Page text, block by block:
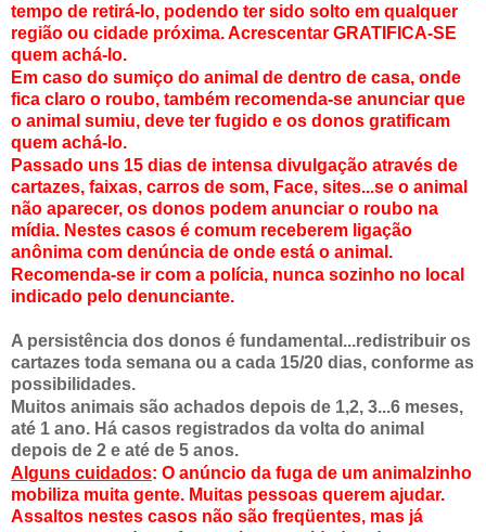
tempo de retirá-lo, podendo ter sido solto em qualquer
região ou cidade próxima. Acrescentar GRATIFICA-SE
quem achá-lo.
Em caso do sumiço do animal de dentro de casa, onde
fica claro o roubo, também recomenda-se anunciar que
o animal sumiu, deve ter fugido e os donos gratificam
quem achá-lo.
Passado uns 15 dias de intensa divulgação através de
cartazes, faixas, carros de som, Face, sites...se o animal
não aparecer, os donos podem anunciar o roubo na
mídia. Nestes casos é comum receberem ligação
anônima com denúncia de onde está o animal.
Recomenda-se ir com a polícia, nunca sozinho no local
indicado pelo denunciante.
A persistência dos donos é fundamental...redistribuir os
cartazes toda semana ou a cada 15/20 dias, conforme as
possibilidades.
Muitos animais são achados depois de 1,2, 3...6 meses,
até 1 ano. Há casos registrados da volta do animal
depois de 2 e até de 5 anos.
Alguns cuidados: O anúncio da fuga de um animalzinho
mobiliza muita gente. Muitas pessoas querem ajudar.
Assaltos nestes casos não são freqüentes, mas já